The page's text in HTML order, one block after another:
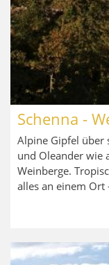
Schenna -
Alpine Gipfel über
und Oleander wie
Weinberge.
alles an einem Ort